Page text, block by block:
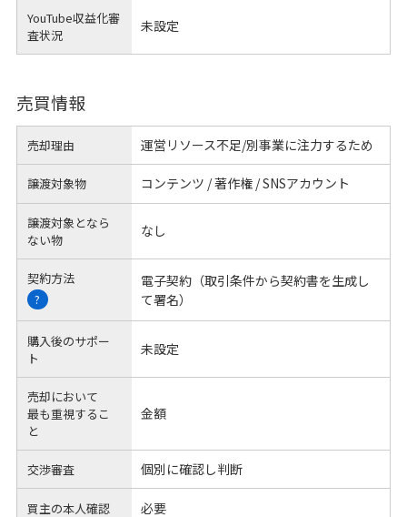
YouTube収益化審
査状況
未設定
売買情報
売却理由 運営リソース不足/別事業に注力するため
譲渡対象物 コンテンツ / 著作権 / SNSアカウント
譲渡対象となら
ない物
なし
契約方法
?
電子契約（取引条件から契約書を生成し
て署名）
購入後のサポー
ト
未設定
売却において
最も重視するこ
と
金額
交渉審査 個別に確認し判断
買主の本人確認 必要